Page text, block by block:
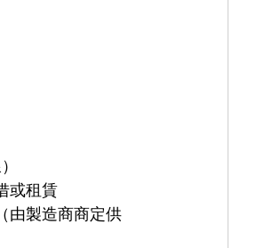
或租賃
由製造商商定供